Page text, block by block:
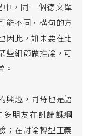
，同一個德文單
能不同，構句的方
因此，如果要在比
些細節做推論，可
。
興趣，同時也是語
朋友在討論課綱
；在討論轉型正義